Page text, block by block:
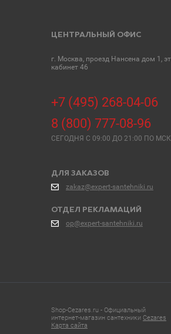
ЦЕНТРАЛЬНЫЙ ОФИС
г. Москва, проезд Нансена дом 1,
кабинет 46
+7 (495) 268-04-06
8 (800) 777-08-96
СЕГОДНЯ C 09:00 ДО 21:00 ПО МСК
ДЛЯ ЗАКАЗОВ
zakaz@expert-santehniki.ru
ОТДЕЛ РЕКЛАМАЦИЙ
op@expert-santehniki.ru
Shop-Cezares.ru - Официальный
интернет-магазин сантехники Cezares
Карта сайта